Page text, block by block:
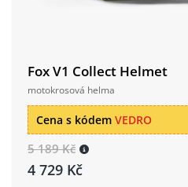
Fox V1 Collect Helmet
motokrosová helma
Cena s kódem VEDRO
5 189 Kč
4 729 Kč